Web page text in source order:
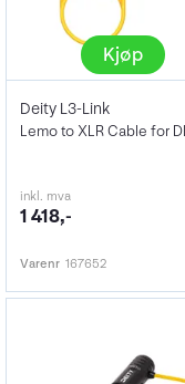
Kjøp
Deity L3-Link
inkl. mva
1 418,-
Varenr 167652